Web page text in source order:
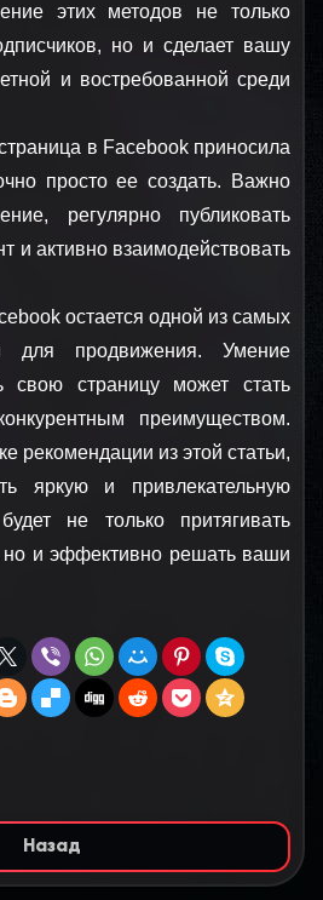
этих методов не только
но и сделает вашу
и востребованной среди
в Facebook приносила
просто ее создать. Важно
регулярно публиковать
и активно взаимодействовать
остается одной из самых
для продвижения. Умение
свою страницу может стать
преимуществом.
рекомендации из этой статьи,
яркую и привлекательную
не только притягивать
но и эффективно решать ваши
Назад